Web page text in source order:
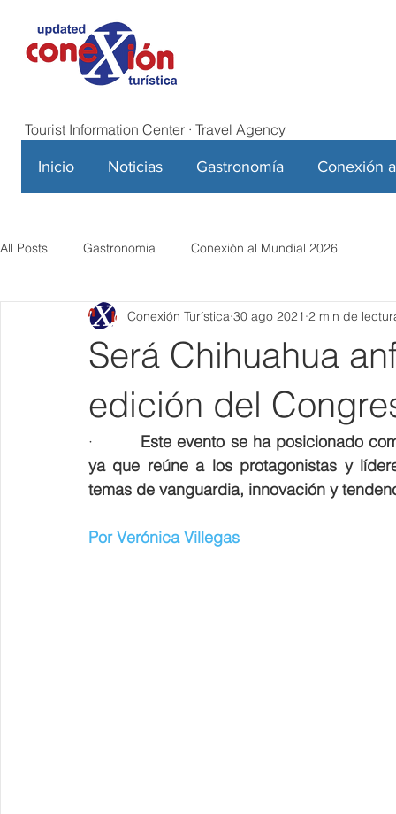
Tourist Information Center · Travel Agency
Inicio Noticias Gastronomía Conexión
All Posts Gastronomia Conexión al Mundial 2026
Será Chihuahua
edición del
Conexión Turística 30 ago 2021 2 min de
· Este evento se ha posicionado
ya que reúne a los protagonistas y
temas de vanguardia, innovación y
Por Verónica Villegas